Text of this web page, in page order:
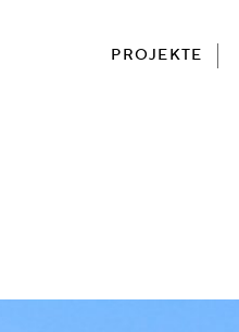
PROJEKTE